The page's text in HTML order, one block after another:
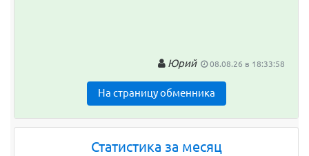
Юрий 08.08.26 в 18:33:58
На страницу обменника
Статистика за месяц